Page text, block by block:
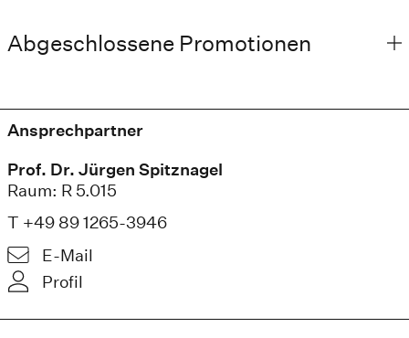
Abgeschlossene Promotionen
Ansprechpartner
Prof. Dr. Jürgen Spitznagel
Raum: R 5.015
T +49 89 1265-3946
E-Mail
Profil